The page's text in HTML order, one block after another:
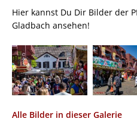
Hier kannst Du Dir Bilder der
Gladbach ansehen!
Alle Bilder in dieser Galerie